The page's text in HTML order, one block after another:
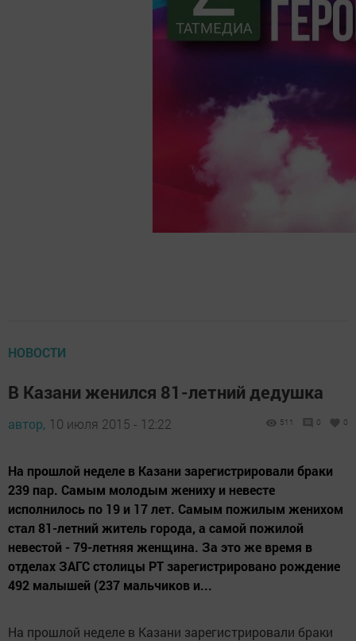
НОВОСТИ
В Казани женился 81-летний дедушка
автор, 10 июля 2015 - 12:22 511 0 0
На прошлой неделе в Казани зарегистрировали браки
239 пар. Самым молодым жениху и невесте
исполнилось по 19 и 17 лет. Самым пожилым женихом
стал 81-летний житель города, а самой пожилой
невестой - 79-летняя женщина. За это же время в
отделах ЗАГС столицы РТ зарегистрировано рождение
492 малышей (237 мальчиков и...
На прошлой неделе в Казани зарегистрировали браки